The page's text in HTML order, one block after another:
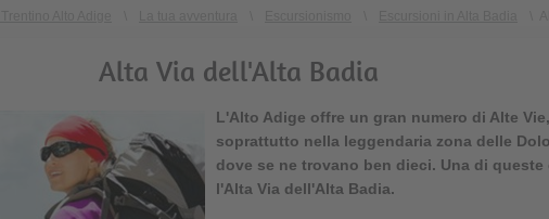
Alta Via dell'Alta Badia
L'Alto Adige offre un gran numero di Alte Vie,
soprattutto nella leggendaria zona delle
dove se ne trovano ben dieci. Una di queste
l'Alta Via dell'Alta Badia.